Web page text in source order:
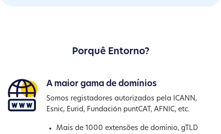
Porquê Entorno?
A maior gama de domínios
Somos registadores autorizados pela ICANN,
Esnic, Eurid, Fundación puntCAT, AFNIC, etc.
Mais de 1000 extensões de domínio, gTLD